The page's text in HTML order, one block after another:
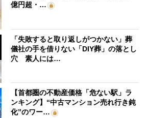
億円超・…
「失敗すると取り返しがつかない」葬
儀社の手を借りない「DIY葬」の落とし
穴 素人には…
【首都圏の不動産価格「危ない駅」ラ
ンキング】“中古マンション売れ行き鈍
化”のワー…